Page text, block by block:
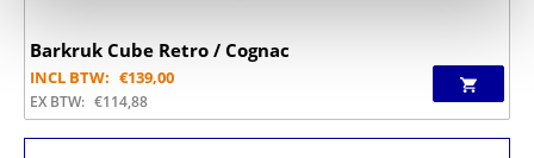
Barkruk Cube Retro / Cognac
INCL BTW: €139,00
EX BTW: €114,88